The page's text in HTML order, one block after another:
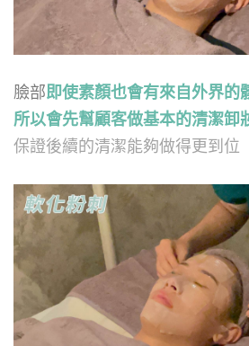
臉部即使素顏也會有來自外界的
所以會先幫顧客做基本的清潔卸
保證後續的清潔能夠做得更到位